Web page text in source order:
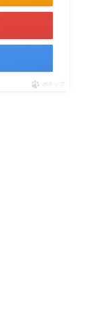
ポチップ